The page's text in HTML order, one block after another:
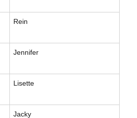
Rein
Jennifer
Lisette
Jacky